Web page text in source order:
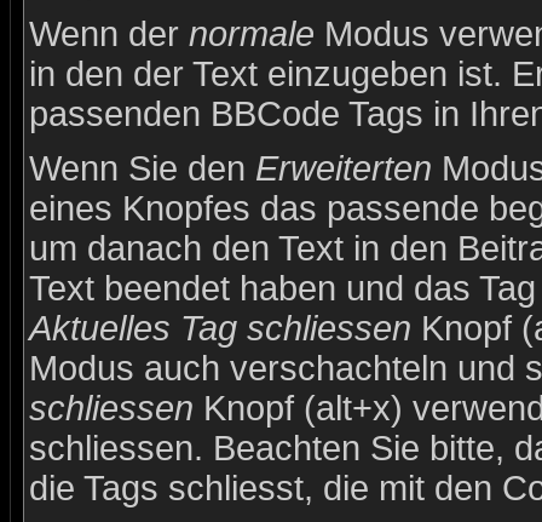
Wenn der normale Modus
in den der Text einzugeben ist.
passenden BBCode Tags in
Wenn Sie den Erweiterten
eines Knopfes das passende
um danach den Text in den
Text beendet haben und das
Aktuelles Tag schliessen Knopf
Modus auch verschachteln und
schliessen Knopf (alt+x)
schliessen. Beachten Sie bitte,
die Tags schliesst, die mit den